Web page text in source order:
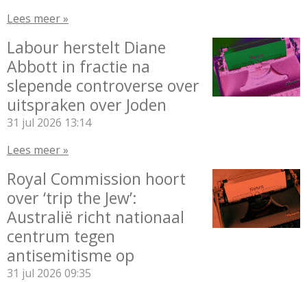
Lees meer »
Labour herstelt Diane
Abbott in fractie na
slepende controverse over
uitspraken over Joden
31 jul 2026 13:14
Lees meer »
Royal Commission hoort
over ‘trip the Jew’:
Australië richt nationaal
centrum tegen
antisemitisme op
31 jul 2026 09:35